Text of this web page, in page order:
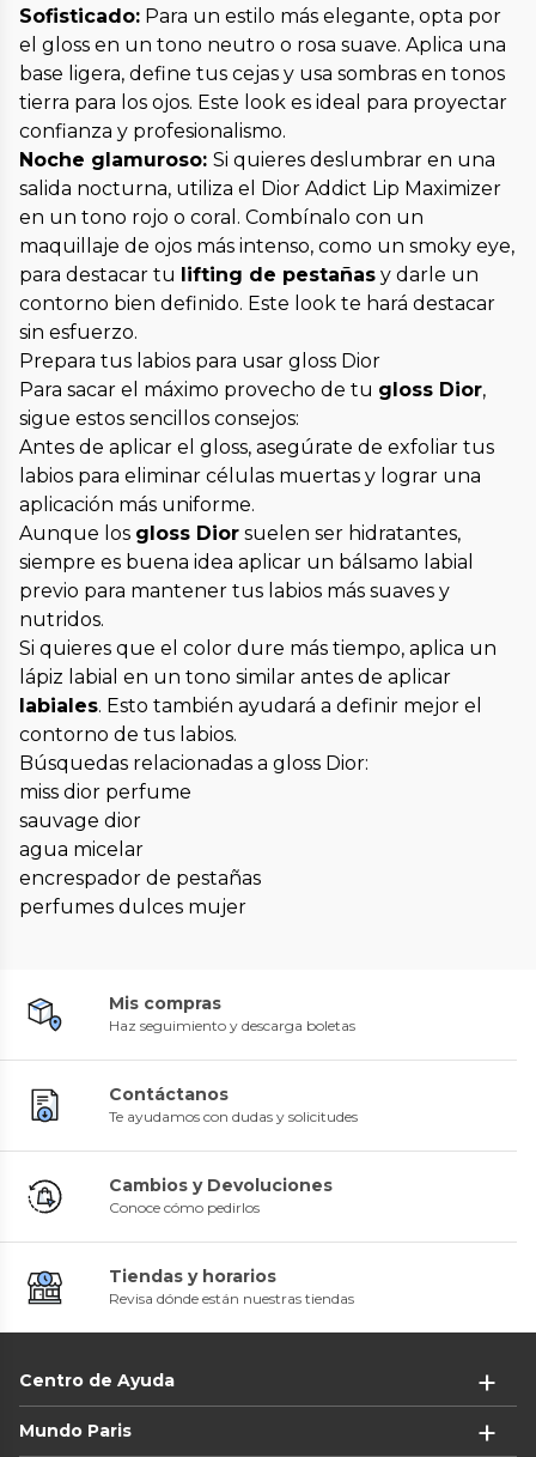
Sofisticado: Para un estilo más elegante, opta por
el gloss en un tono neutro o rosa suave. Aplica una
base ligera, define tus cejas y usa sombras en tonos
tierra para los ojos. Este look es ideal para proyectar
confianza y profesionalismo.
Noche glamuroso: Si quieres deslumbrar en una
salida nocturna, utiliza el Dior Addict Lip Maximizer
en un tono rojo o coral. Combínalo con un
maquillaje de ojos más intenso, como un smoky eye,
para destacar tu lifting de pestañas y darle un
contorno bien definido. Este look te hará destacar
sin esfuerzo.
Prepara tus labios para usar gloss Dior
Para sacar el máximo provecho de tu gloss Dior,
sigue estos sencillos consejos:
Antes de aplicar el gloss, asegúrate de exfoliar tus
labios para eliminar células muertas y lograr una
aplicación más uniforme.
Aunque los gloss Dior suelen ser hidratantes,
siempre es buena idea aplicar un bálsamo labial
previo para mantener tus labios más suaves y
nutridos.
Si quieres que el color dure más tiempo, aplica un
lápiz labial en un tono similar antes de aplicar
labiales. Esto también ayudará a definir mejor el
contorno de tus labios.
Búsquedas relacionadas a gloss Dior:
miss dior perfume
sauvage dior
agua micelar
encrespador de pestañas
perfumes dulces mujer
Mis compras
Haz seguimiento y descarga boletas
Contáctanos
Te ayudamos con dudas y solicitudes
Cambios y Devoluciones
Conoce cómo pedirlos
Tiendas y horarios
Revisa dónde están nuestras tiendas
Centro de Ayuda
Mundo Paris